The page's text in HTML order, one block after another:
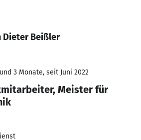
Dieter Beißler
3 Monate, seit Juni 2022
Meister für